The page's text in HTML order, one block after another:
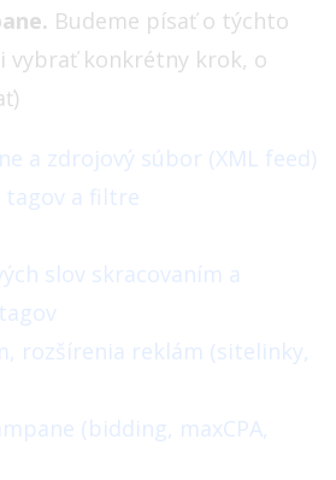
Budeme písať o týchto
vybrať konkrétny krok, o
a zdrojový súbor (XML feed)
tagov a filtre
slov skracovaním a
rozšírenia reklám (sitelinky,
(bidding, maxCPA,